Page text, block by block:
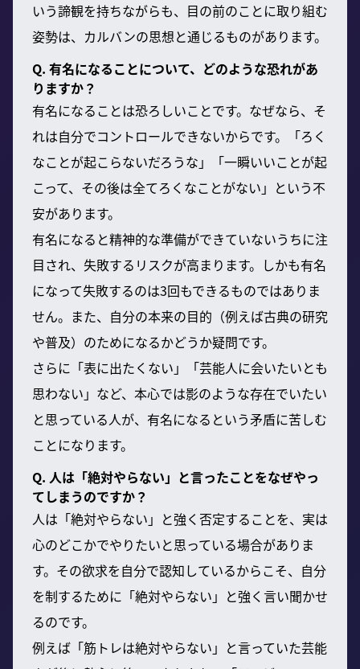
いう諦観を持ちながらも、目の前のことに取り組む
姿勢は、カルバンの思想と通じるものがあります。
Q. 有名になることについて、どのような恐れがあ
りますか？
有名になることは恐ろしいことです。なぜなら、そ
れは自分でコントロールできないからです。「ろく
なことが起こらないだろうな」「一瞬いいことが起
こって、その後は全てろくなことがない」という不
安があります。
有名になると精神的な準備ができていないうちに注
目され、失敗するリスクが高まります。しかも有名
になって失敗するのは3回もできるものではありま
せん。また、自分の本来の目的（例えば古典の研究
や普及）のためになるかどうか疑問です。
さらに「表に出たくない」「芸能人に会いたいとも
思わない」など、本心では影のような存在でいたい
と思っている人が、有名になるという矛盾に苦しむ
ことになります。
Q. 人は「絶対やらない」と言ったことをなぜやっ
てしまうのですか？
人は「絶対やらない」と強く否定することを、実は
心のどこかでやりたいと思っている場合がありま
す。その欲求を自分で認知しているからこそ、自分
を制するために「絶対やらない」と強く言い聞かせ
るのです。
例えば「筋トレは絶対やらない」と言っていた芸能